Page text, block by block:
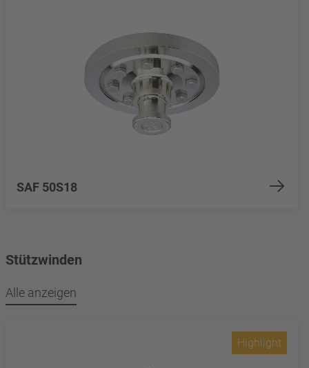
SAF 50S18
Stützwinden
Alle anzeigen
Highlight